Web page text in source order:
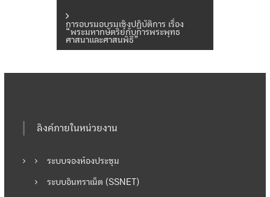
น
ว
เ
รื่
การอบรมอบรมเชิงปฏิบัติการ เรื่อง
“พระมหากษัตริย์กับการพระพุทธ
ศาสนาและศาสนพิธี”
ลิงค์ภายในหน่วยงาน
ระบบจองห้องประชุม
ระบบอินทราเน็ต (SSNET)